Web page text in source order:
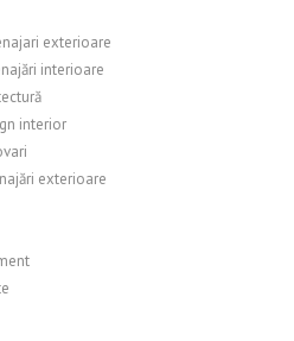
exterioare
interioare
interior
exterioare